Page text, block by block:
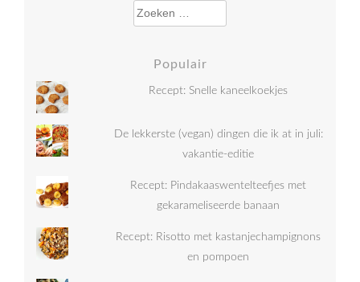
Zoeken naar:
Populair
Recept: Snelle kaneelkoekjes
De lekkerste (vegan) dingen die ik at in juli:
vakantie-editie
Recept: Pindakaaswentelteefjes met
gekarameliseerde banaan
Recept: Risotto met kastanjechampignons
en pompoen